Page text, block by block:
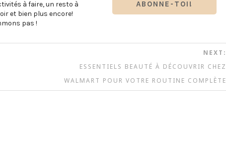
à faire, un resto à
et bien plus encore!
pas !
NEXT:
ESSENTIELS BEAUTÉ À DÉCOUVRIR CHEZ
WALMART POUR VOTRE ROUTINE COMPLÈTE